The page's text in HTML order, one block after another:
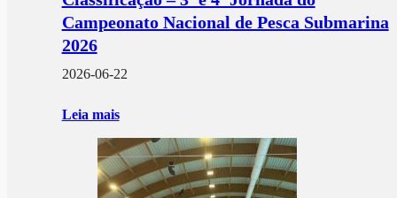
Campeonato Nacional de Pesca Submarina
2026
2026-06-22
Leia mais